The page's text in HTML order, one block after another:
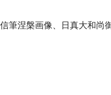
筆涅槃画像、日真大和尚